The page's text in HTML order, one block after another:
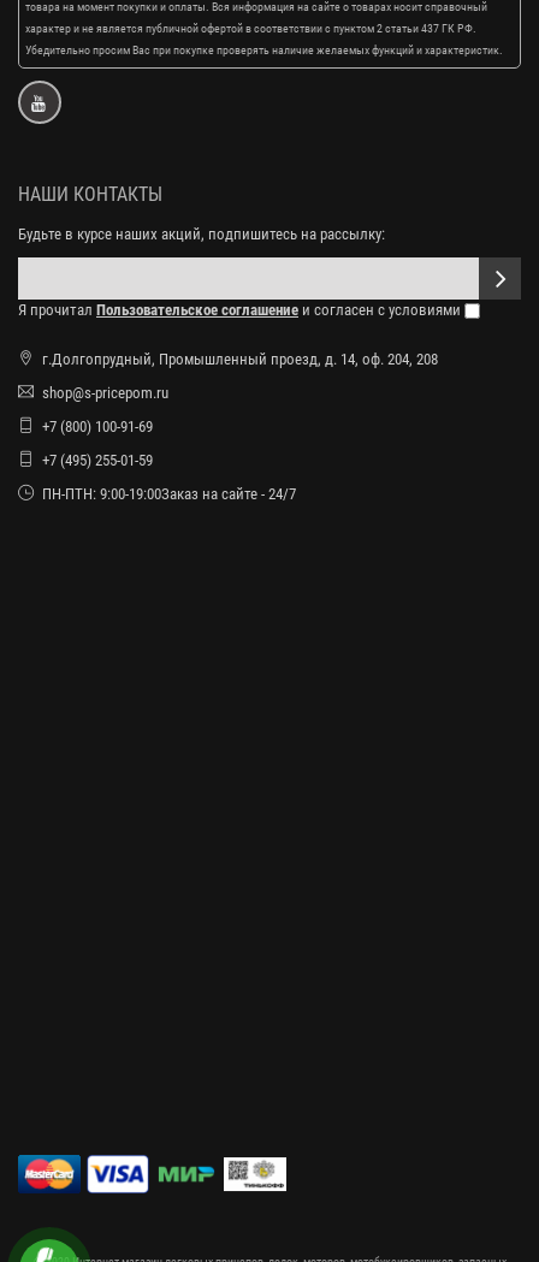
товара на момент покупки и оплаты. Вся информация на сайте о товарах носит справочный
характер и не является публичной офертой в соответствии с пунктом 2 статьи 437 ГК РФ.
Убедительно просим Вас при покупке проверять наличие желаемых функций и характеристик.
НАШИ КОНТАКТЫ
Будьте в курсе наших акций, подпишитесь на рассылку:
Я прочитал Пользовательское соглашение и согласен с условиями
г.Долгопрудный, Промышленный проезд, д. 14, оф. 204, 208
shop@s-pricepom.ru
+7 (800) 100-91-69
+7 (495) 255-01-59
ПН-ПТН: 9:00-19:00Заказ на сайте - 24/7